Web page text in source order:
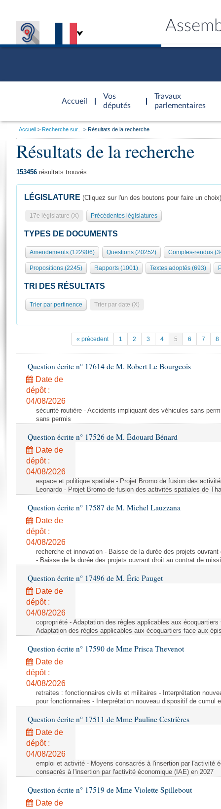
Accueil
d'accueil
Vos
députés
Travaux
parlementaires
Présidence
577 députés
Groupes politiques
Séance publique
Commissions et autres organes
Europe et International
Pétitions
Projets de loi
Propositions de loi
Amendements
Textes adoptés
Rapports législatifs
Rapports sur l'application des lois
Baromètre de l’application des lois
Dossiers législatifs
Budget et sécurité sociale
Questions écrites et orales
Comptes rendus des débats
Général
Rôle et pouvoirs de l'Assemblée
Organisation de l'Assemblée
Présidence Conférence des Présidents Bureau Collège des
Statistiques et chiffres clés
Documents de référence
( Constitution | Règlement de l'Assemblée ... )
Histoire
Juniors
Anciennes législatures
Visiter l'Assemblée
Visite virtuelle du palais Bourbon
Assister à une séance
La Bibliothèque
Contacts et plan d'accès
Photos libres de droit
Vous
Accueil Recherche sur... Résultats de la recherche
Résultats de la recherche
153456 résultats trouvés
LÉGISLATURE (Cliquez sur l'un des boutons pour faire un choix)
17e législature (X) Précédentes législatures
TYPES DE DOCUMENTS
Amendements (122906) Questions (20252) Comptes-rendus
Propositions (2245) Rapports (1001) Textes adoptés (693)
TRI DES RÉSULTATS
Trier par pertinence Trier par date (X)
« précedent 1 2 3 4 5 6 7 8
Question écrite n° 17614 de M. Robert Le Bourgeois
Date de
dépôt :
04/08/2026
sécurité routière - Accidents impliquant des véhicules sans
sans permis
Question écrite n° 17526 de M. Édouard Bénard
Date de
dépôt :
04/08/2026
espace et politique spatiale - Projet Bromo de fusion des
Leonardo - Projet Bromo de fusion des activités spatiales de
Question écrite n° 17587 de M. Michel Lauzzana
Date de
dépôt :
04/08/2026
recherche et innovation - Baisse de la durée des projets
- Baisse de la durée des projets ouvrant droit au contrat de
Question écrite n° 17496 de M. Éric Pauget
Date de
dépôt :
04/08/2026
copropriété - Adaptation des règles applicables aux
Adaptation des règles applicables aux écoquartiers face aux
Question écrite n° 17590 de Mme Prisca Thevenot
Date de
dépôt :
04/08/2026
retraites : fonctionnaires civils et militaires - Interprétation
pour fonctionnaires - Interprétation nouveau dispositif de cumul
Question écrite n° 17511 de Mme Pauline Cestrières
Date de
dépôt :
04/08/2026
emploi et activité - Moyens consacrés à l'insertion par l'activité
consacrés à l'insertion par l'activité économique (IAE) en 2027
Question écrite n° 17519 de Mme Violette Spillebout
Date de